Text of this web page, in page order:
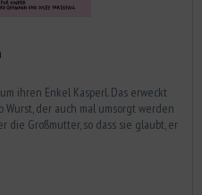
ihren Enkel Kasperl. Das erweckt
der auch mal umsorgt werden
Großmutter, so dass sie glaubt, er